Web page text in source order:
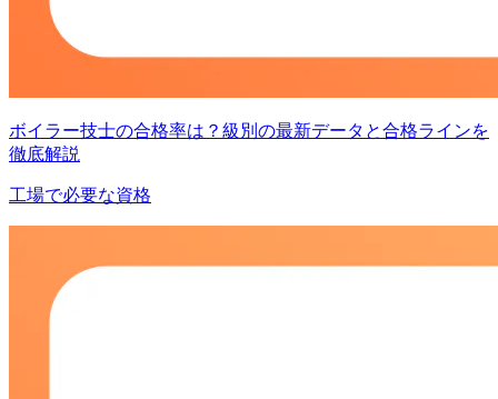
ボイラー技士の合格率は？級別の最新データと合格ラインを
徹底解説
工場で必要な資格